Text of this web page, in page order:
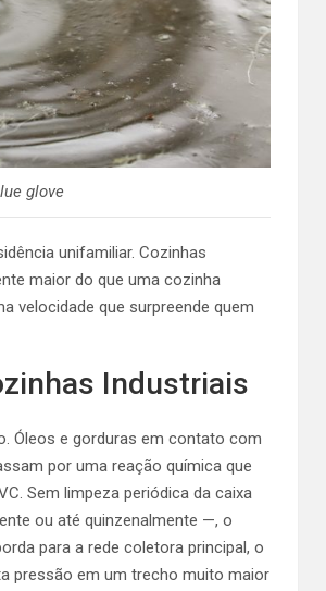
glove
unifamiliar. Cozinhas
maior do que uma cozinha
velocidade que surpreende quem
Industriais
Óleos e gorduras em contato com
por uma reação química que
Sem limpeza periódica da caixa
ou até quinzenalmente —, o
para a rede coletora principal, o
pressão em um trecho muito maior